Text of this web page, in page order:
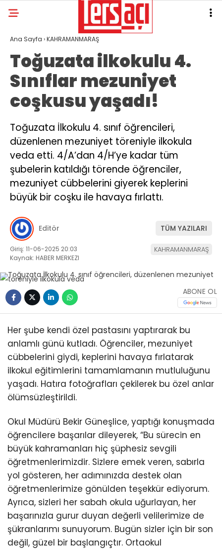
Ana Sayfa ›KAHRAMANMARAŞ
Toğuzata ilkokulu 4.
Sınıflar mezuniyet
coşkusu yaşadı!
Toğuzata İlkokulu 4. sınıf öğrencileri,
düzenlenen mezuniyet töreniyle ilkokula
veda etti. 4/A’dan 4/H’ye kadar tüm
şubelerin katıldığı törende öğrenciler,
mezuniyet cübbelerini giyerek keplerini
büyük bir coşku ile havaya fırlattı.
Editör TÜM YAZILARI
Giriş: 11-06-2025 20:03
Kaynak: HABER MERKEZI
KAHRAMANMARAŞ
ABONE OL
Her şube kendi özel pastasını yaptırarak bu
anlamlı günü kutladı. Öğrenciler, mezuniyet
cübbelerini giydi, keplerini havaya fırlatarak
ilkokul eğitimlerini tamamlamanın mutluluğunu
yaşadı. Hatıra fotoğrafları çekilerek bu özel anlar
ölümsüzleştirildi.
Okul Müdürü Bekir Güneşlice, yaptığı konuşmada
öğrencilere başarılar dileyerek, “Bu sürecin en
büyük kahramanları hiç şüphesiz sevgili
öğretmenlerimizdir. Sizlere emek veren, sabırla
yol gösteren, her adımınızda destek olan
öğretmenlerimize gönülden teşekkür ediyorum.
Ayrıca, sizleri her sabah okula uğurlayan, her
başarınızla gurur duyan değerli velilerimize de
şükranlarımı sunuyorum. Bugün sizler için bir son
değil, güzel bir başlangıçtır. Ortaokul